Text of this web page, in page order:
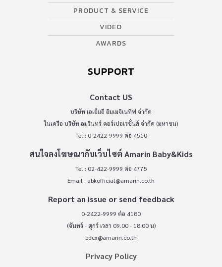
PRODUCT & SERVICE
VIDEO
AWARDS
SUPPORT
Contact US
บริษัท เอเอ็มอี อิมเมจิเนทีฟ จำกัด
ในเครือ บริษัท อมรินทร์ คอร์เปอเรชั่นส์ จำกัด (มหาชน)
Tel : 0-2422-9999 ต่อ 4510
สนใจลงโฆษณากับเว็บไซต์ Amarin Baby&Kids
Tel : 02-422-9999 ต่อ 4775
Email : abkofficial@amarin.co.th
Report an issue or send feedback
0-2422-9999 ต่อ 4180
(จันทร์ - ศุกร์ เวลา 09.00 - 18.00 น)
bdcx@amarin.co.th
Privacy Policy